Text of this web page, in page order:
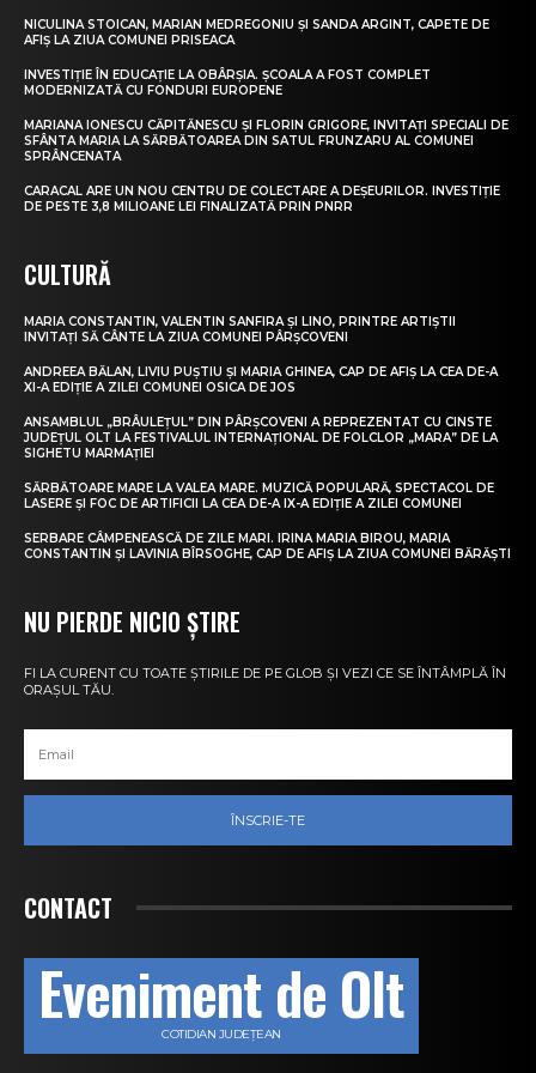
NICULINA STOICAN, MARIAN MEDREGONIU ȘI SANDA ARGINT, CAPETE DE
AFIȘ LA ZIUA COMUNEI PRISEACA
INVESTIȚIE ÎN EDUCAȚIE LA OBÂRȘIA. ȘCOALA A FOST COMPLET
MODERNIZATĂ CU FONDURI EUROPENE
MARIANA IONESCU CĂPITĂNESCU ȘI FLORIN GRIGORE, INVITAȚI SPECIALI DE
SFÂNTA MARIA LA SĂRBĂTOAREA DIN SATUL FRUNZARU AL COMUNEI
SPRÂNCENATA
CARACAL ARE UN NOU CENTRU DE COLECTARE A DEȘEURILOR. INVESTIȚIE
DE PESTE 3,8 MILIOANE LEI FINALIZATĂ PRIN PNRR
CULTURĂ
MARIA CONSTANTIN, VALENTIN SANFIRA ȘI LINO, PRINTRE ARTIȘTII
INVITAȚI SĂ CÂNTE LA ZIUA COMUNEI PÂRȘCOVENI
ANDREEA BĂLAN, LIVIU PUȘTIU ȘI MARIA GHINEA, CAP DE AFIȘ LA CEA DE-A
XI-A EDIȚIE A ZILEI COMUNEI OSICA DE JOS
ANSAMBLUL „BRÂULEȚUL” DIN PÂRȘCOVENI A REPREZENTAT CU CINSTE
JUDEȚUL OLT LA FESTIVALUL INTERNAȚIONAL DE FOLCLOR „MARA” DE LA
SIGHETU MARMAȚIEI
SĂRBĂTOARE MARE LA VALEA MARE. MUZICĂ POPULARĂ, SPECTACOL DE
LASERE ȘI FOC DE ARTIFICII LA CEA DE-A IX-A EDIȚIE A ZILEI COMUNEI
SERBARE CÂMPENEASCĂ DE ZILE MARI. IRINA MARIA BIROU, MARIA
CONSTANTIN ȘI LAVINIA BÎRSOGHE, CAP DE AFIȘ LA ZIUA COMUNEI BĂRĂȘTI
NU PIERDE NICIO ȘTIRE
FI LA CURENT CU TOATE ȘTIRILE DE PE GLOB ȘI VEZI CE SE ÎNTÂMPLĂ ÎN
ORAȘUL TĂU.
ÎNSCRIE-TE
CONTACT
Eveniment de Olt
COTIDIAN JUDEȚEAN